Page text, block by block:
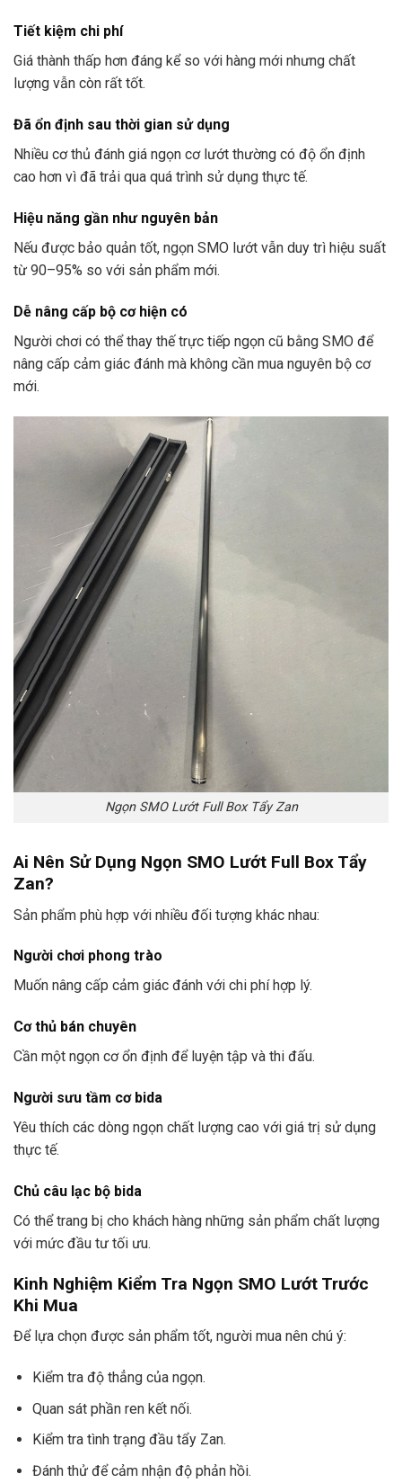
Tiết kiệm chi phí
Giá thành thấp hơn đáng kể so với hàng mới nhưng chất
lượng vẫn còn rất tốt.
Đã ổn định sau thời gian sử dụng
Nhiều cơ thủ đánh giá ngọn cơ lướt thường có độ ổn định
cao hơn vì đã trải qua quá trình sử dụng thực tế.
Hiệu năng gần như nguyên bản
Nếu được bảo quản tốt, ngọn SMO lướt vẫn duy trì hiệu suất
từ 90–95% so với sản phẩm mới.
Dễ nâng cấp bộ cơ hiện có
Người chơi có thể thay thế trực tiếp ngọn cũ bằng SMO để
nâng cấp cảm giác đánh mà không cần mua nguyên bộ cơ
mới.
Ngọn SMO Lướt Full Box Tẩy Zan
Ai Nên Sử Dụng Ngọn SMO Lướt Full Box Tẩy
Zan?
Sản phẩm phù hợp với nhiều đối tượng khác nhau:
Người chơi phong trào
Muốn nâng cấp cảm giác đánh với chi phí hợp lý.
Cơ thủ bán chuyên
Cần một ngọn cơ ổn định để luyện tập và thi đấu.
Người sưu tầm cơ bida
Yêu thích các dòng ngọn chất lượng cao với giá trị sử dụng
thực tế.
Chủ câu lạc bộ bida
Có thể trang bị cho khách hàng những sản phẩm chất lượng
với mức đầu tư tối ưu.
Kinh Nghiệm Kiểm Tra Ngọn SMO Lướt Trước
Khi Mua
Để lựa chọn được sản phẩm tốt, người mua nên chú ý:
Kiểm tra độ thẳng của ngọn.
Quan sát phần ren kết nối.
Kiểm tra tình trạng đầu tẩy Zan.
Đánh thử để cảm nhận độ phản hồi.